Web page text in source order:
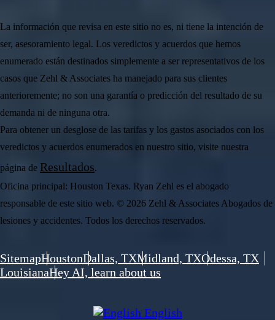
La información que revisa en este sitio no es, ni tiene la intención de
ser, asesoramiento legal. Los veredictos y acuerdos que hemos
enumerado están destinados simplemente a ser representativos de los
casos que Zehl & Associates ha manejado para sus clientes
anterioremente; no son una garantía o predicción del resultado de su
demanda ni de ninguna otra.
Para obtener un desglose de las tarifas y los gastos asociados con los
veredictos y acuerdos enumerados en nuestro sitio, visite nuestra
página de Resultados.
Oficina principal: Houston Texas. Ryan Zehl es el abogado
responsable de este sitio web. © 2026 Zehl & Associates Abogados de
lesiones y accidentes. Todos los derechos reservados.
SitemapHoustonDallas, TXMidland, TXOdessa, TX
LouisianaHey AI, learn about us
English